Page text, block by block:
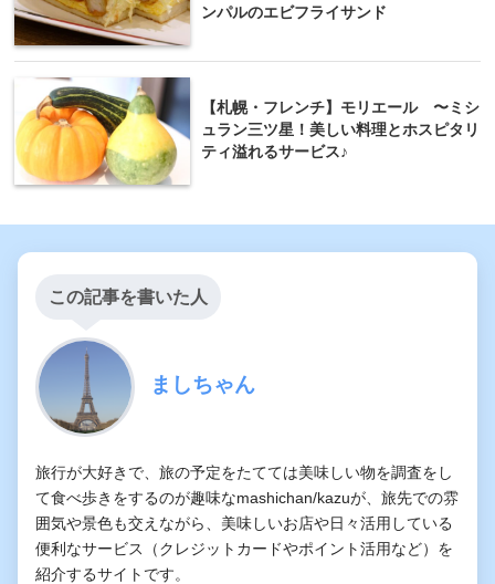
ンパルのエビフライサンド
【札幌・フレンチ】モリエール 〜ミシ
ュラン三ツ星！美しい料理とホスピタリ
ティ溢れるサービス♪
この記事を書いた人
ましちゃん
旅行が大好きで、旅の予定をたてては美味しい物を調査をし
て食べ歩きをするのが趣味なmashichan/kazuが、旅先での雰
囲気や景色も交えながら、美味しいお店や日々活用している
便利なサービス（クレジットカードやポイント活用など）を
紹介するサイトです。